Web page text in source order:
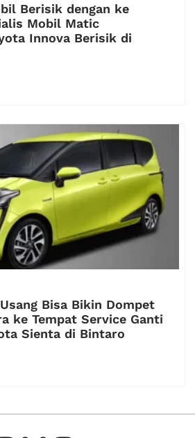
Berisik dengan ke
Mobil Matic
Innova Berisik di
Bisa Bikin Dompet
ke Tempat Service Ganti
Sienta di Bintaro